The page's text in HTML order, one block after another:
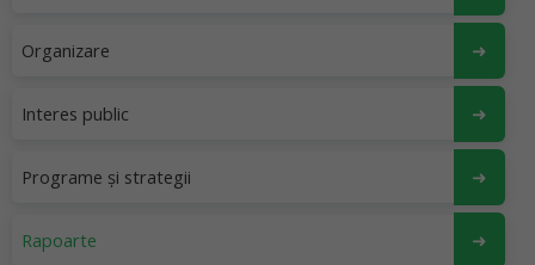
Organizare
Interes public
Programe și strategii
Rapoarte